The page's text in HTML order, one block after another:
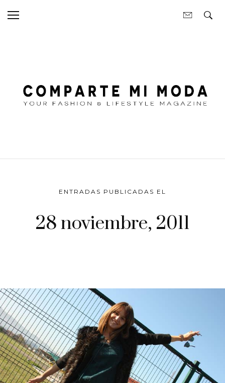
ENTRADAS PUBLICADAS EL
28 noviembre, 2011